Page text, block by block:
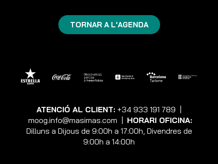
TORNAR A L'AGENDA
ATENCIÓ AL CLIENT: +34 933 191 789 |
moog.info@masimas.com | HORARI OFICINA:
Dilluns a Dijous de 9:00h a 17:00h, Divendres de
9:00h a 14:00h